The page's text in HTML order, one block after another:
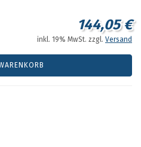
144,05 €
inkl. 19% MwSt. zzgl. Versand